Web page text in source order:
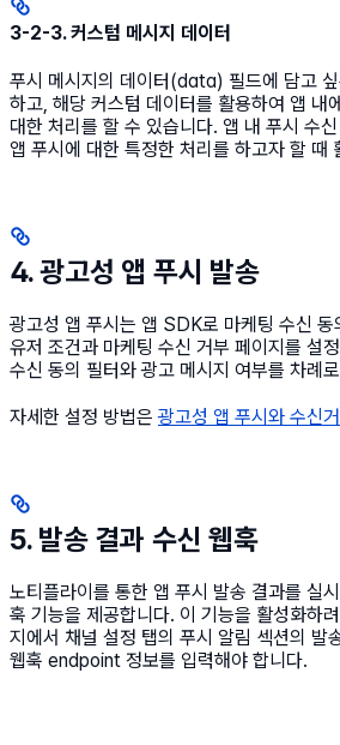
3-2-3. 커스텀 메시지 데이터
푸시 메시지의 데이터(data) 필드에 담고
하고, 해당 커스텀 데이터를 활용하여 앱 내
대한 처리를 할 수 있습니다. 앱 내 푸시 수
앱 푸시에 대한 특정한 처리를 하고자 할 때
4. 광고성 앱 푸시 발송
광고성 앱 푸시는 앱 SDK로 마케팅 수신 동
유저 조건과 마케팅 수신 거부 페이지를 설
수신 동의 필터와 광고 메시지 여부를 차례
자세한 설정 방법은광고성 앱 푸시와 수신
5. 발송 결과 수신 웹훅
노티플라이를 통한 앱 푸시 발송 결과를 실
훅 기능을 제공합니다. 이 기능을 활성화하
지에서 채널 설정 탭의 푸시 알림 섹션의 발
웹훅 endpoint 정보를 입력해야 합니다.